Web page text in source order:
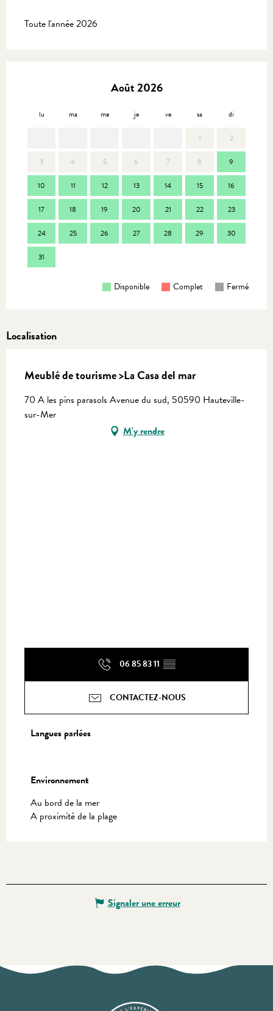
Toute l'année 2026
Août 2026
lu ma me je ve sa di
1 2
3 4 5 6 7 8 9
10 11 12 13 14 15 16
17 18 19 20 21 22 23
24 25 26 27 28 29 30
31
Disponible Complet Fermé
Localisation
Meublé de tourisme >La Casa del mar
70 A les pins parasols Avenue du sud, 50590 Hauteville-
sur-Mer
M'y rendre
06 85 83 11 ▒▒
CONTACTEZ-NOUS
Langues parlées
Langues parlées
Environnement
Environnement
Au bord de la mer
A proximité de la plage
Signaler une erreur